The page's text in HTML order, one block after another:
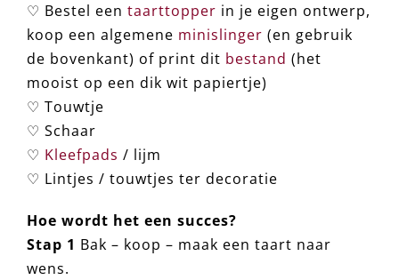
♡ Bestel een taarttopper in je eigen ontwerp,
koop een algemene minislinger (en gebruik
de bovenkant) of print dit bestand (het
mooist op een dik wit papiertje)
♡ Touwtje
♡ Schaar
♡ Kleefpads / lijm
♡ Lintjes / touwtjes ter decoratie
Hoe wordt het een succes?
Stap 1 Bak – koop – maak een taart naar
wens.